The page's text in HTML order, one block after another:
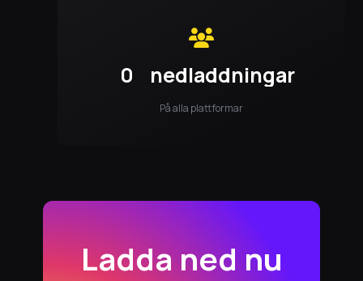
0 nedladdningar
På alla plattformar
Ladda ned nu